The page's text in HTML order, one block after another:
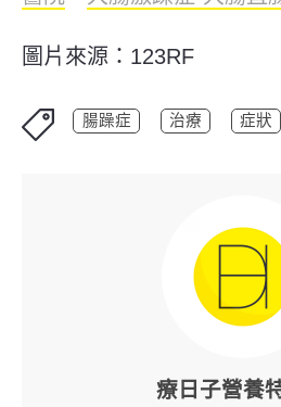
圖片來源：123RF
腸躁症 治療 症狀
療日子營養